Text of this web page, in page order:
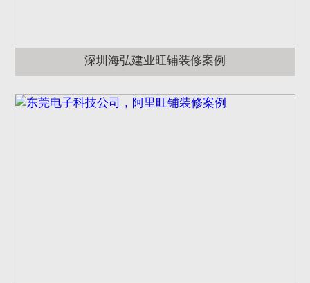
深圳海弘建业旺铺装修案例